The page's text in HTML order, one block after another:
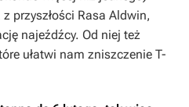
przyszłości Rasa Aldwin,
najeźdźcy. Od niej też
ułatwi nam zniszczenie T-